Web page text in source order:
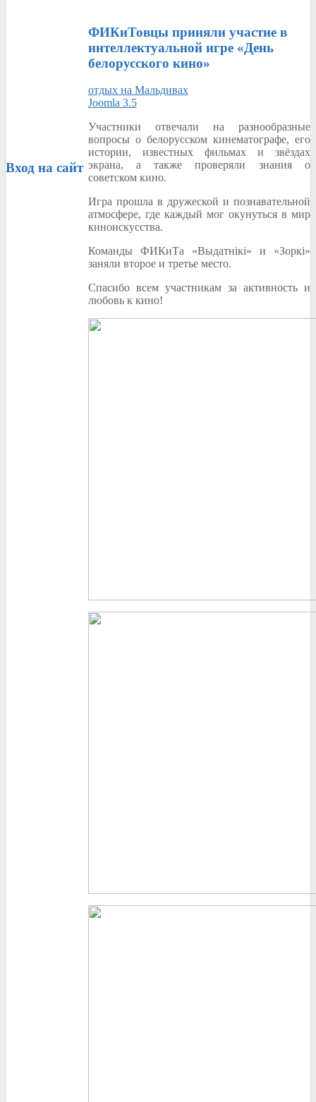
ФИКиТовцы приняли участие в
интеллектуальной игре «День
белорусского кино»
отдых на Мальдивах
Joomla 3.5
Участники отвечали на разнообразные
вопросы о белорусском кинематографе, его
истории, известных фильмах и звёздах
экрана, а также проверяли знания о
советском кино.
Игра прошла в дружеской и познавательной
атмосфере, где каждый мог окунуться в мир
киноискусства.
Команды ФИКиТа «Выдатнікі» и «Зоркі»
заняли второе и третье место.
Спасибо всем участникам за активность и
любовь к кино!
Вход на сайт